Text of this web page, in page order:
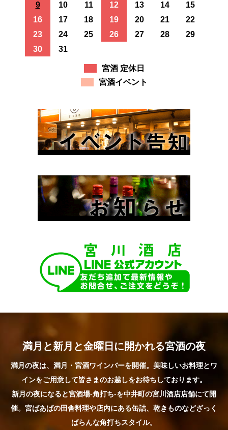
9
10 11 12 13 14
15
16
17 18 19 20 21
22
23
24 25 26 27 28
29
30
31
宮酒 定休日
宮酒イベント
満月と新月と金曜日に開かれる宮酒の夜
満月の夜は、満月・宮酒ワインバーを開催。美味しいお料理とワ
インをご用意して皆さまのお越しをお待ちしております。
新月の夜になると宮酒場-角打ち-を中井町の宮川酒店店舗にて開
催。宮ばあばの田舎料理や店内にある缶詰、乾きものなどざっく
ばらんな角打ちスタイル。